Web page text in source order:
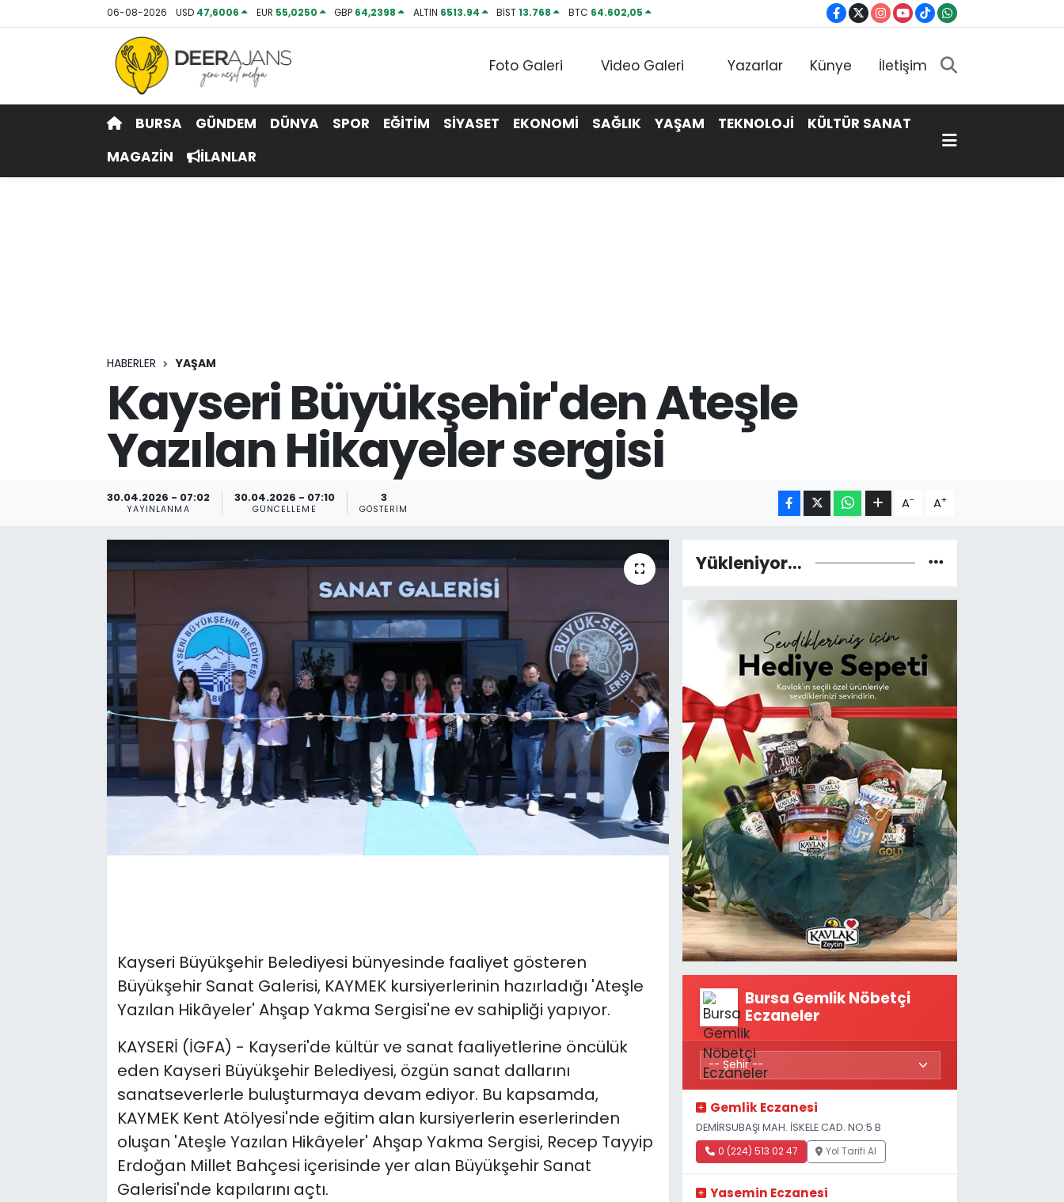
06-08-2026 USD 47,6006 EUR 55,0250 GBP 64,2398 ALTIN 6513.94 BİST13.768 BTC 64.602,05
Foto Galeri Video Galeri Yazarlar Künye İletişim
BURSA GÜNDEM DÜNYA SPOR EĞİTİM SİYASET EKONOMİ SAĞLIK YAŞAM TEKNOLOJİ
KÜLTÜR SANAT
MAGAZİN
İLANLAR
HABERLER YAŞAM
Kayseri Büyükşehir'den Ateşle
Yazılan Hikayeler sergisi
30.04.2026 - 07:02
YAYINLANMA
30.04.2026 - 07:10
GÜNCELLEME
3
GÖSTERIM A- A+
Kayseri Büyükşehir Belediyesi bünyesinde faaliyet gösteren
Büyükşehir Sanat Galerisi, KAYMEK kursiyerlerinin hazırladığı 'Ateşle
Yazılan Hikâyeler' Ahşap Yakma Sergisi'ne ev sahipliği yapıyor.
KAYSERİ (İGFA) - Kayseri'de kültür ve sanat faaliyetlerine öncülük
eden Kayseri Büyükşehir Belediyesi, özgün sanat dallarını
sanatseverlerle buluşturmaya devam ediyor. Bu kapsamda,
KAYMEK Kent Atölyesi'nde eğitim alan kursiyerlerin eserlerinden
oluşan 'Ateşle Yazılan Hikâyeler' Ahşap Yakma Sergisi, Recep Tayyip
Erdoğan Millet Bahçesi içerisinde yer alan Büyükşehir Sanat
Galerisi'nde kapılarını açtı.
Yükleniyor...
Bursa Gemlik Nöbetçi
Eczaneler
Gemlik Eczanesi
DEMİRSUBAŞI MAH. İSKELE CAD. NO:5 B
0 (224) 513 02 47 Yol Tarifi Al
Yasemin Eczanesi
Hava Durumu
Trafik Durumu
Tüm Manşetler